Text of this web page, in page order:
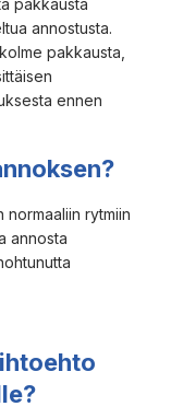
annostusta.
pakkausta,
ennen
rytmiin
annosta